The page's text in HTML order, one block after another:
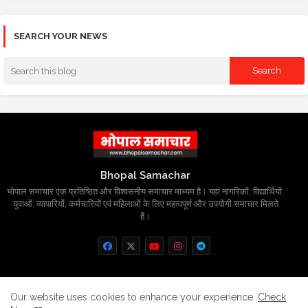
SEARCH YOUR NEWS
Bhopal Samachar
भोपाल समाचार एक प्रतिष्ठित और विश्वसनीय समाचार माध्यम है। यहां नागरिकों, विद्यार्थियों,
युवाओं, व्यापारियों, कर्मचारियों एवं महिलाओं के लिए महत्वपूर्ण और उपयोगी समाचार मिलते
हैं।
Home About Contact us Privacy Policy
Our website uses cookies to enhance your experience. Check